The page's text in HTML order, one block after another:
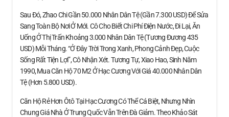
Sau Đó, Zhao Chi Gần 50.000 Nhân Dân Tệ (gần 7.300 USD) Để Sửa
Sang Toàn Bộ Nơi Ở Mới. Cô Cho Biết Chi Phí Điện Nước, Đi Lại, Ăn
Uống Ở Thị Trấn Khoảng 3.000 Nhân Dân Tệ (tương Đương 435
USD) Mỗi Tháng. “Ở Đây Trời Trong Xanh, Phong Cảnh Đẹp, Cuộc
Sống Rất Tiện Lợi”, Cô Nhận Xét. Tương Tự, Xiao Hao, Sinh Năm
1990, Mua Căn Hộ 70 M2 Ở Hạc Cương Với Giá 40.000 Nhân Dân
Tệ (hơn 5.800 USD).
Căn Hộ Rẻ Hơn Ôtô Tại Hạc Cương Có Thể Cá Biệt, Nhưng Nhìn
Chung Giá Nhà Ở Trung Quốc Vẫn Trên Đà Giảm. Theo Khảo Sát